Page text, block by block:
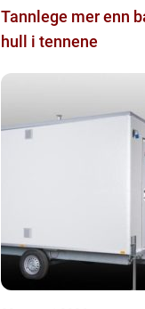
Tannlege mer enn bare
hull i tennene